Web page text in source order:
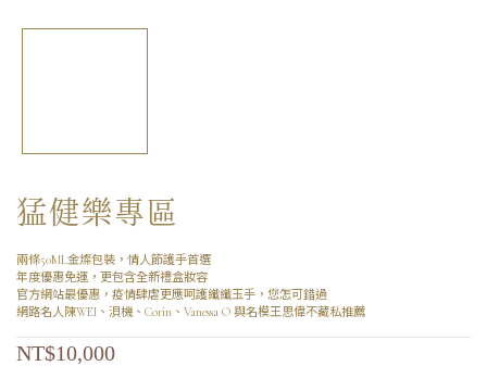
猛健樂專區
兩條50ML金燦包裝，情人節護手首選
年度優惠免運，更包含全新禮盒妝容
官方網站最優惠，疫情肆虐更應呵護纖纖玉手，您怎可錯過
網路名人陳WEI、浿機、Corin、Vanessa O 與名模王思偉不藏私推薦
NT$10,000